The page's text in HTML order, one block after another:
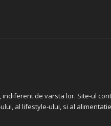
de varsta lor. Site-ul
al lifestyle-ului, si al